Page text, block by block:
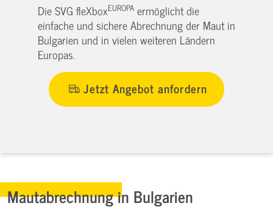
Die SVG fleXboxEUROPA ermöglicht die
einfache und sichere Abrechnung der Maut in
Bulgarien und in vielen weiteren Ländern
Europas.
Jetzt Angebot anfordern
Mautabrechnung in Bulgarien